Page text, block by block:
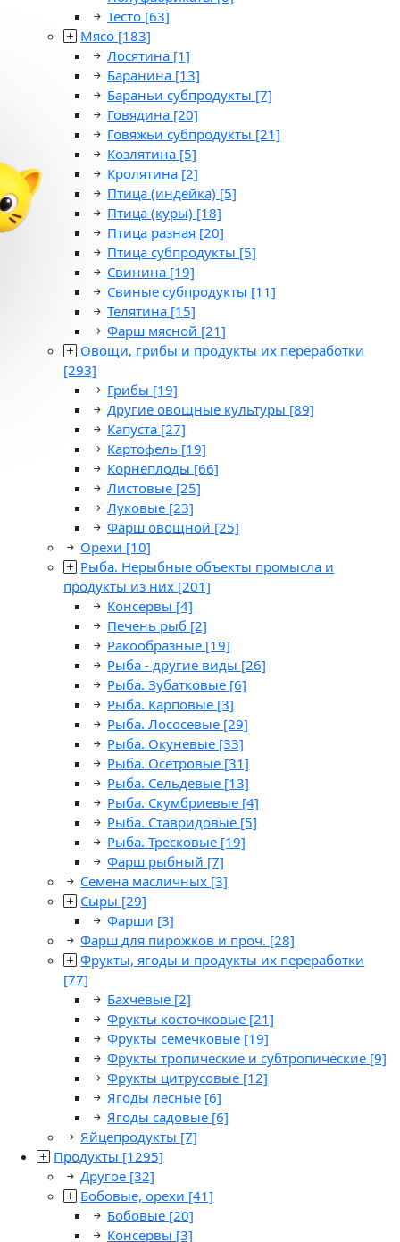
Тесто [63]
Мясо [183]
Лосятина [1]
Баранина [13]
Бараньи субпродукты [7]
Говядина [20]
Говяжьи субпродукты [21]
Козлятина [5]
Кролятина [2]
Птица (индейка) [5]
Птица (куры) [18]
Птица разная [20]
Птица субпродукты [5]
Свинина [19]
Свиные субпродукты [11]
Телятина [15]
Фарш мясной [21]
Овощи, грибы и продукты их переработки
[293]
Грибы [19]
Другие овощные культуры [89]
Капуста [27]
Картофель [19]
Корнеплоды [66]
Листовые [25]
Луковые [23]
Фарш овощной [25]
Орехи [10]
Рыба. Нерыбные объекты промысла и
продукты из них [201]
Консервы [4]
Печень рыб [2]
Ракообразные [19]
Рыба - другие виды [26]
Рыба. Зубатковые [6]
Рыба. Карповые [3]
Рыба. Лососевые [29]
Рыба. Окуневые [33]
Рыба. Осетровые [31]
Рыба. Сельдевые [13]
Рыба. Скумбриевые [4]
Рыба. Ставридовые [5]
Рыба. Тресковые [19]
Фарш рыбный [7]
Семена масличных [3]
Сыры [29]
Фарши [3]
Фарш для пирожков и проч. [28]
Фрукты, ягоды и продукты их переработки
[77]
Бахчевые [2]
Фрукты косточковые [21]
Фрукты семечковые [19]
Фрукты тропические и субтропические [9]
Фрукты цитрусовые [12]
Ягоды лесные [6]
Ягоды садовые [6]
Яйцепродукты [7]
Продукты [1295]
Другое [32]
Бобовые, орехи [41]
Бобовые [20]
Консервы [3]